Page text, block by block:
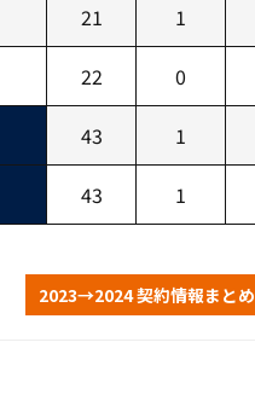
21 1
22 0
43 1
43 1
2023→2024 契約情報まとめ